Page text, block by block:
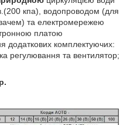
кпа), водопроводом (для
та електромережею
платою
додаткових комплектуючих:
регулювання та вентилятор;